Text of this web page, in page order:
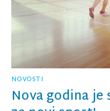
NOVOSTI
Nova godina